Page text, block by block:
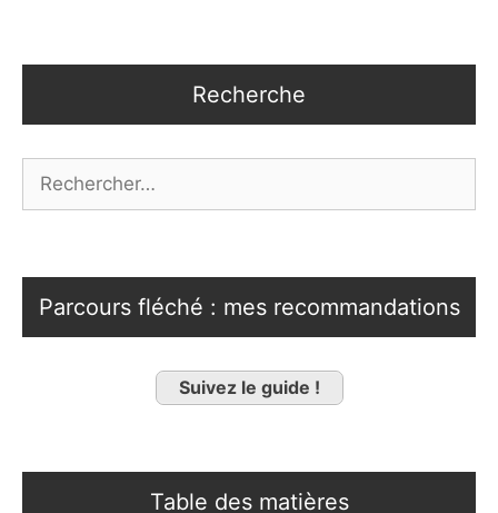
Recherche
Parcours fléché : mes recommandations
Suivez le guide !
Table des matières